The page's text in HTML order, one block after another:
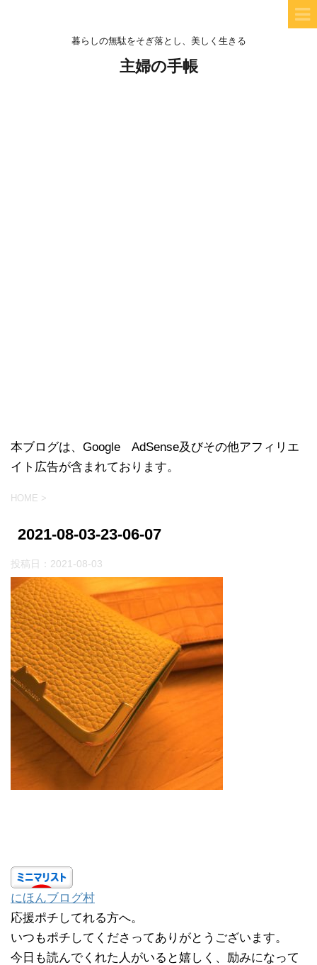
暮らしの無駄をそぎ落とし、美しく生きる
主婦の手帳
本ブログは、Google AdSense及びその他アフィリエ
イト広告が含まれております。
HOME >
2021-08-03-23-06-07
投稿日： 2021-08-03
にほんブログ村
応援ポチしてれる方へ。
いつもポチしてくださってありがとうございます。
今日も読んでくれた人がいると嬉しく、励みになって